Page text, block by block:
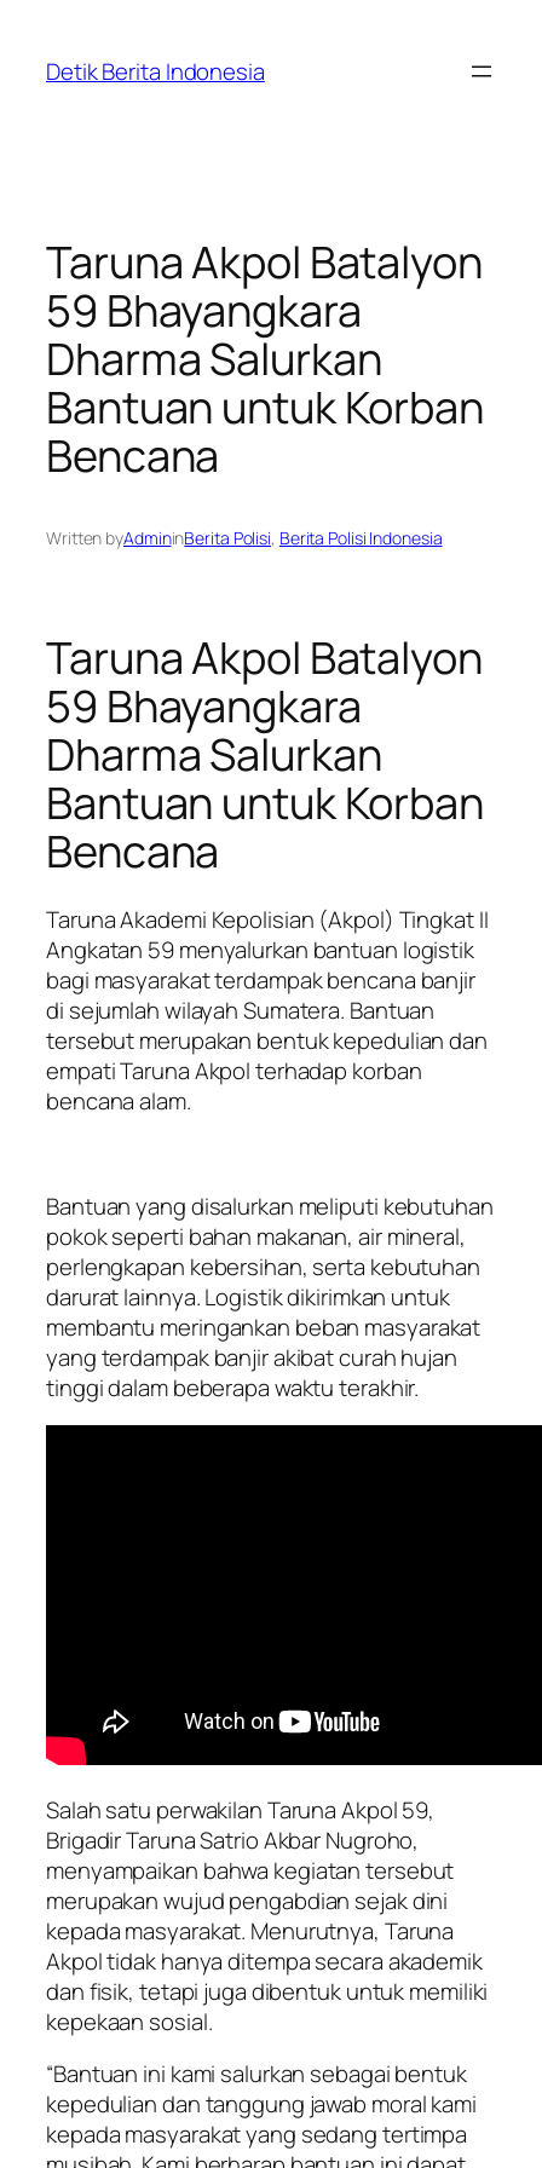
content
Detik Berita Indonesia
Taruna Akpol Batalyon
59 Bhayangkara
Dharma Salurkan
Bantuan untuk Korban
Bencana
Written byAdmininBerita Polisi, Berita Polisi Indonesia
Taruna Akpol Batalyon
59 Bhayangkara
Dharma Salurkan
Bantuan untuk Korban
Bencana
Taruna Akademi Kepolisian (Akpol) Tingkat II
Angkatan 59 menyalurkan bantuan logistik
bagi masyarakat terdampak bencana banjir
di sejumlah wilayah Sumatera. Bantuan
tersebut merupakan bentuk kepedulian dan
empati Taruna Akpol terhadap korban
bencana alam.
Bantuan yang disalurkan meliputi kebutuhan
pokok seperti bahan makanan, air mineral,
perlengkapan kebersihan, serta kebutuhan
darurat lainnya. Logistik dikirimkan untuk
membantu meringankan beban masyarakat
yang terdampak banjir akibat curah hujan
tinggi dalam beberapa waktu terakhir.
Salah satu perwakilan Taruna Akpol 59,
Brigadir Taruna Satrio Akbar Nugroho,
menyampaikan bahwa kegiatan tersebut
merupakan wujud pengabdian sejak dini
kepada masyarakat. Menurutnya, Taruna
Akpol tidak hanya ditempa secara akademik
dan fisik, tetapi juga dibentuk untuk memiliki
kepekaan sosial.
“Bantuan ini kami salurkan sebagai bentuk
kepedulian dan tanggung jawab moral kami
kepada masyarakat yang sedang tertimpa